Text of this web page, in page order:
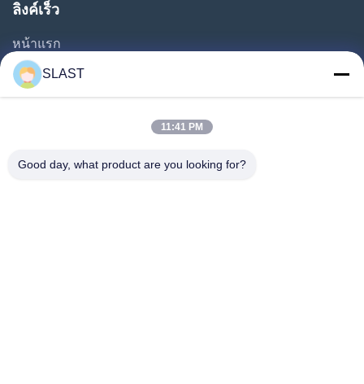
ลิงค์เร็ว
หน้าแรก
สินค้า
วิดีโอ
ทัวร์โรงงาน
SLAST
11:41 PM
Good day, what product are you looking for?